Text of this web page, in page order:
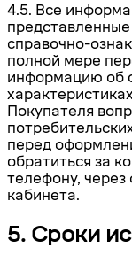
4.5. Все
справочно-
полной мере
информацию об
Покупателя
перед
обратиться за
телефону,
кабинета.
5. Сроки